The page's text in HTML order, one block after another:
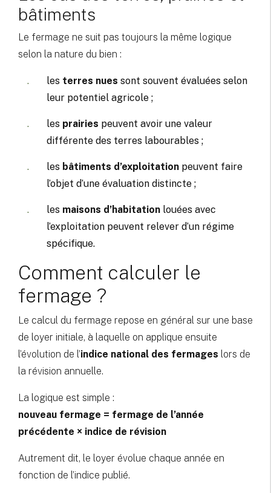
bâtiments
Le fermage ne suit pas toujours la même logique
selon la nature du bien :
les terres nues sont souvent évaluées selon
leur potentiel agricole ;
les prairies peuvent avoir une valeur
différente des terres labourables ;
les bâtiments d’exploitation peuvent faire
l’objet d’une évaluation distincte ;
les maisons d’habitation louées avec
l’exploitation peuvent relever d’un régime
spécifique.
Comment calculer le
fermage ?
Le calcul du fermage repose en général sur une base
de loyer initiale, à laquelle on applique ensuite
l’évolution de l’indice national des fermages lors de
la révision annuelle.
La logique est simple :
nouveau fermage = fermage de l’année
précédente × indice de révision
Autrement dit, le loyer évolue chaque année en
fonction de l’indice publié.